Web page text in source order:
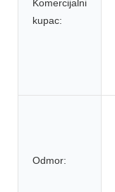
Komercijalni
kupac:
Odmor: